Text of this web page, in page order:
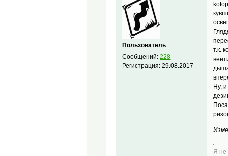
Пользователь
Сообщений:228
Регистрация:29.08.2017
т.к.
Ну,
Я не